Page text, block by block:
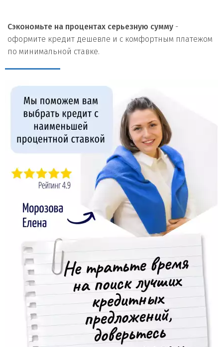
Сэкономьте на процентах серьезную сумму -
оформите кредит дешевле и с комфортным платежом
по минимальной ставке.